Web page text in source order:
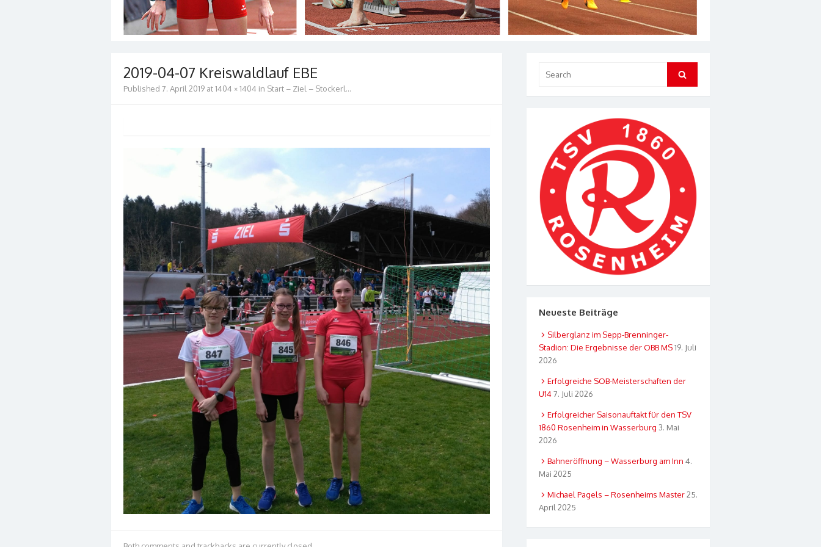
2019-04-07 Kreiswaldlauf EBE
Published 7. April 2019 at1404 × 1404 in Start – Ziel – Stockerl…
for:
Search
Neueste Beiträge
Silberglanz im Sepp-Brenninger-
Stadion: Die Ergebnisse der OBB MS19. Juli
2026
Erfolgreiche SOB-Meisterschaften der
U14 7. Juli 2026
Erfolgreicher Saisonauftakt für den TSV
1860 Rosenheim in Wasserburg 3. Mai
2026
Bahneröffnung – Wasserburg am Inn 4.
Mai 2025
Michael Pagels – Rosenheims Master25.
April 2025